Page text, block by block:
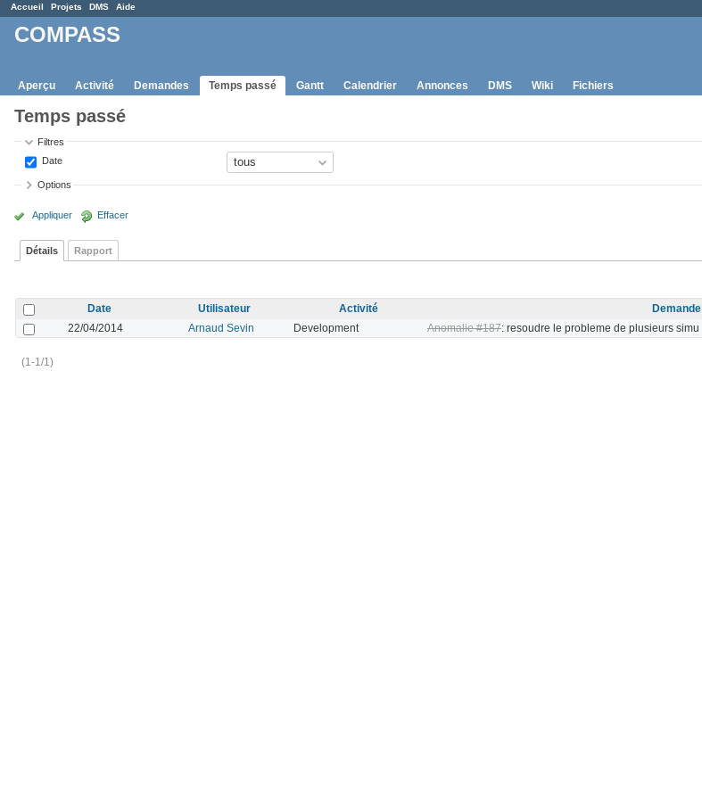
Accueil Projets DMS Aide
COMPASS
Aperçu Activité Demandes Temps passé Gantt Calendrier Annonces DMS Wiki Fichiers
Temps passé
Filtres
Date
Options
Appliquer Effacer
Détails Rapport
Date Utilisateur Activité Demande
22/04/2014
Arnaud Sevin Development Anomalie #187: resoudre le probleme de plusieurs simu
(1-1/1)